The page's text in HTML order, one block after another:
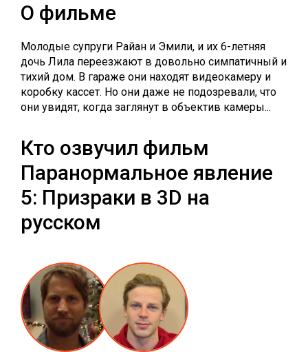
О фильме
Молодые супруги Райан и Эмили, и их 6-летняя
дочь Лила переезжают в довольно симпатичный и
тихий дом. В гараже они находят видеокамеру и
коробку кассет. Но они даже не подозревали, что
они увидят, когда заглянут в объектив камеры...
Кто озвучил фильм
Паранормальное явление
5: Призраки в 3D на
русском